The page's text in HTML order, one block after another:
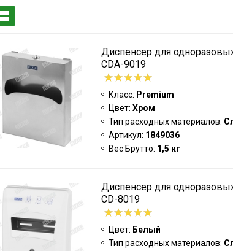
Диспенсер для
CDA-9019
Класс: Premium
Цвет: Хром
Тип расходных материалов:
Артикул: 1849036
Вес Брутто: 1,5 кг
Диспенсер для
CD-8019
Цвет: Белый
Тип расходных материалов: